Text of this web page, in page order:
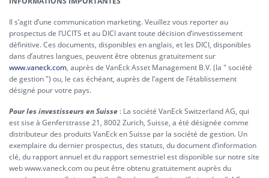
Il s’agit d’une communication marketing. Veuillez vous reporter au
prospectus de l’UCITS et au DICI avant toute décision d’investissement
définitive. Ces documents, disponibles en anglais, et les DICI, disponibles
dans d’autres langues, peuvent être obtenus gratuitement sur
www.vaneck.com, auprès de VanEck Asset Management B.V. (la " société
de gestion ") ou, le cas échéant, auprès de l’agent de l’établissement
désigné pour votre pays.
Pour les investisseurs en Suisse : La société VanEck Switzerland AG, qui
est sise à Genferstrasse 21, 8002 Zurich, Suisse, a été désignée comme
distributeur des produits VanEck en Suisse par la société de gestion. Un
exemplaire du dernier prospectus, des statuts, du document d’information
clé, du rapport annuel et du rapport semestriel est disponible sur notre site
web www.vaneck.com ou peut être obtenu gratuitement auprès du